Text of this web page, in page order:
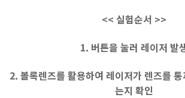
<< 실험순서 >>
1. 버튼을 눌러 레이저 발
2. 볼록렌즈를 활용하여 레이저가 렌즈를
는지 확인